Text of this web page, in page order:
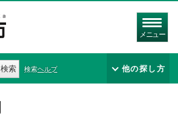
メニュー
検索 検索ヘルプ 他の探し方